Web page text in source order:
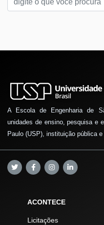
A Escola de Engenharia de
unidades de ensino, pesquisa e
Paulo (USP), instituição pública
ACONTECE
Licitações